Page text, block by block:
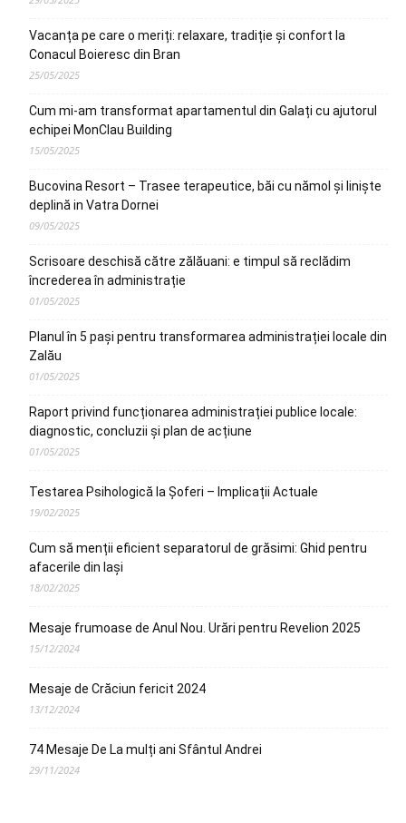
Vacanța pe care o meriți: relaxare, tradiție și confort la
Conacul Boieresc din Bran
25/05/2025
Cum mi-am transformat apartamentul din Galați cu ajutorul
echipei MonClau Building
15/05/2025
Bucovina Resort – Trasee terapeutice, băi cu nămol și liniște
deplină in Vatra Dornei
09/05/2025
Scrisoare deschisă către zălăuani: e timpul să reclădim
încrederea în administrație
01/05/2025
Planul în 5 pași pentru transformarea administrației locale din
Zalău
01/05/2025
Raport privind funcționarea administrației publice locale:
diagnostic, concluzii și plan de acțiune
01/05/2025
Testarea Psihologică la Șoferi – Implicații Actuale
19/02/2025
Cum să menții eficient separatorul de grăsimi: Ghid pentru
afacerile din Iași
18/02/2025
Mesaje frumoase de Anul Nou. Urări pentru Revelion 2025
15/12/2024
Mesaje de Crăciun fericit 2024
13/12/2024
74 Mesaje De La mulți ani Sfântul Andrei
29/11/2024